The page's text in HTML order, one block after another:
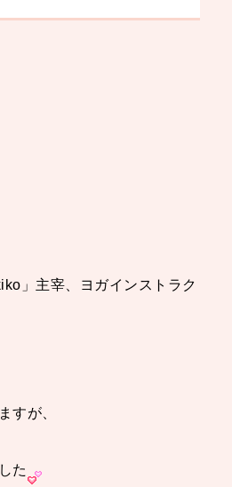
」主宰、ヨガインストラク
すが、
た